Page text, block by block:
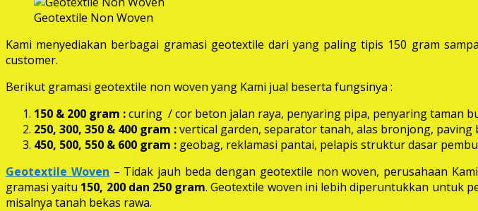
Geotextile Non Woven
Kami menyediakan berbagai gramasi geotextile dari yang paling tipis 150 gram
customer.
Berikut gramasi geotextile non woven yang Kami jual beserta fungsinya :
150 & 200 gram :curing / cor beton jalan raya, penyaring pipa, penyaring taman
250, 300, 350 & 400 gram :vertical garden, separator tanah, alas bronjong,
450, 500, 550 & 600 gram : geobag, reklamasi pantai, pelapis struktur dasar
Geotextile Woven – Tidak jauh beda dengan geotextile non woven, perusahaan
gramasi yaitu 150, 200 dan 250 gram. Geotextile woven ini lebih diperuntukkan untuk
misalnya tanah bekas rawa.